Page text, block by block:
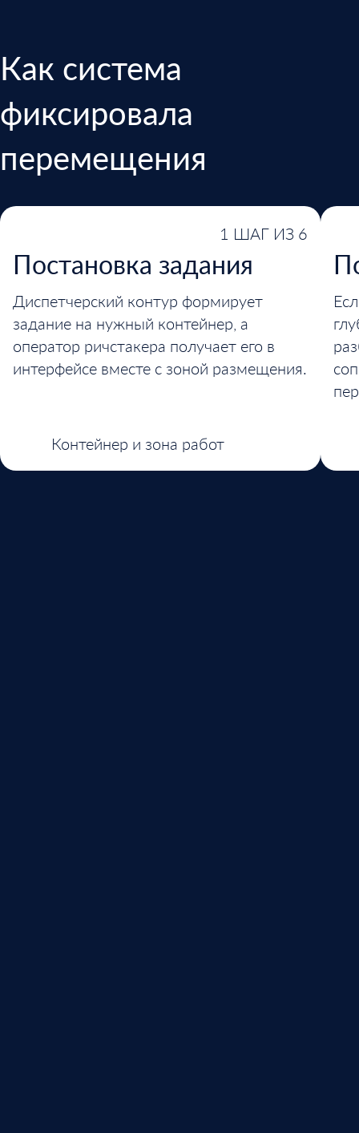
Как система
фиксировала
перемещения
1 ШАГ ИЗ 6
Постановка задания
Диспетчерский контур формирует
задание на нужный контейнер, а
оператор ричстакера получает его в
интерфейсе вместе с зоной размещения.
Контейнер и зона работ